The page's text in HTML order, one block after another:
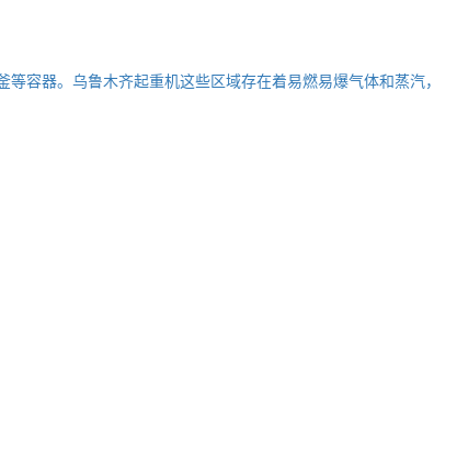
容器。乌鲁木齐起重机这些区域存在着易燃易爆气体和蒸汽，